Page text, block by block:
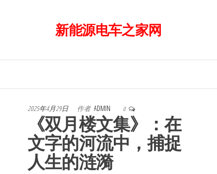
新能源电车之家网
2025年4月29日 作者 ADMIN 0
《双月楼文集》：在
文字的河流中，捕捉
人生的涟漪